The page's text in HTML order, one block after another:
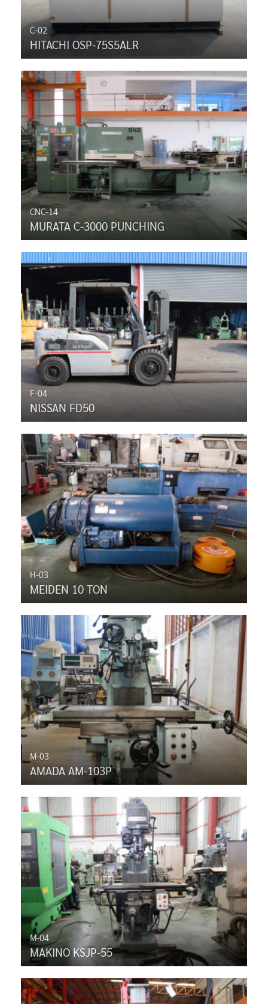
C-02
HITACHI OSP-75S5ALR
CNC-14
MURATA C-3000 PUNCHING
F-04
NISSAN FD50
H-03
MEIDEN 10 TON
M-03
AMADA AM-103P
M-04
MAKINO KSJP-55